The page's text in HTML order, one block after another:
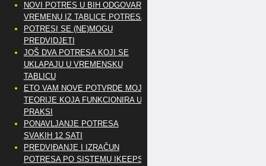
NOVI POTRES U BIH ODGOVARA
VREMENU IZ TABLICE POTRESA
POTRESI SE (NE)MOGU
PREDVIDJETI
JOŠ DVA POTRESA KOJI SE
UKLAPAJU U VREMENSKU
TABLICU
ETO VAM NOVE POTVRDE MOJE
TEORIJE KOJA FUNKCIONIRA U
PRAKSI
PONAVLJANJE POTRESA
SVAKIH 12 SATI
PREDVIĐANJE I IZRAČUN
POTRESA PO SISTEMU IKEEPS